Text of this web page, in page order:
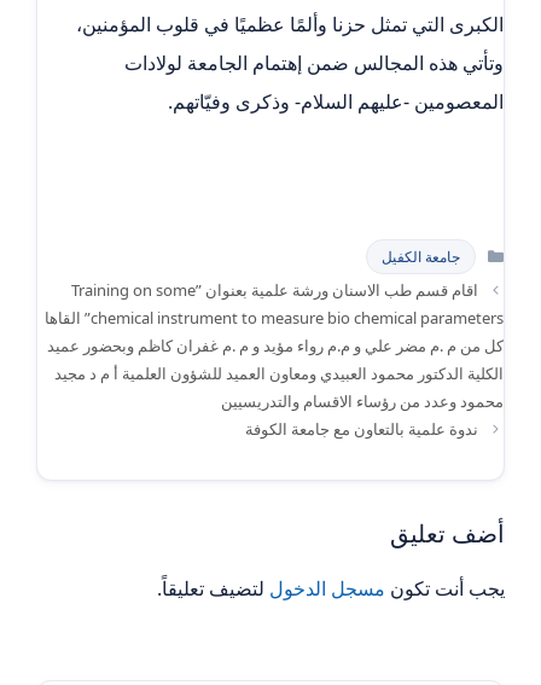
الكبرى التي تمثل حزنا وألمًا عظميًا في قلوب المؤمنين،
وتأتي هذه المجالس ضمن إهتمام الجامعة لولادات
المعصومين -عليهم السلام- وذكرى وفيّاتهم.
التصنيفات
جامعة الكفيل
اقام قسم طب الاسنان ورشة علمية بعنوان Training on some”
chemical instrument to measure bio chemical parameters” القاها
كل من م .م مضر علي و م.م رواء مؤيد و م .م غفران كاظم وبحضور عميد
الكلية الدكتور محمود العبيدي ومعاون العميد للشؤون العلمية أ م د مجيد
محمود وعدد من رؤساء الاقسام والتدريسيين
ندوة علمية بالتعاون مع جامعة الكوفة
أضف تعليق
يجب أنت تكون مسجل الدخول لتضيف تعليقاً.